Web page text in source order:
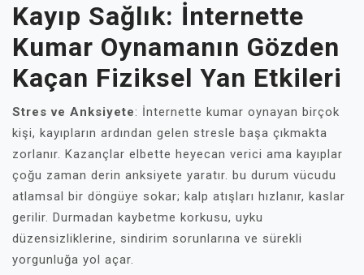
Kayıp Sağlık: İnternette
Kumar Oynamanın Gözden
Kaçan Fiziksel Yan Etkileri
Stres ve Anksiyete: İnternette kumar oynayan birçok
kişi, kayıpların ardından gelen stresle başa çıkmakta
zorlanır. Kazançlar elbette heyecan verici ama kayıplar
çoğu zaman derin anksiyete yaratır. bu durum vücudu
atlamsal bir döngüye sokar; kalp atışları hızlanır, kaslar
gerilir. Durmadan kaybetme korkusu, uyku
düzensizliklerine, sindirim sorunlarına ve sürekli
yorgunluğa yol açar.